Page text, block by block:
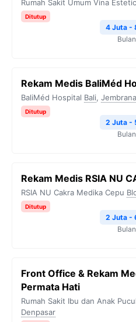
Rumah Sakit Umum Vina
Ditutup
4 Juta -
Rekam Medis BaliMéd
BaliMéd Hospital Bali, Jembrana
Ditutup
2 Juta -
Rekam Medis RSIA NU
RSIA NU Cakra Medika Cepu
Ditutup
2 Juta -
Front Office & Rekam
Permata Hati
Rumah Sakit Ibu dan Anak
Denpasar